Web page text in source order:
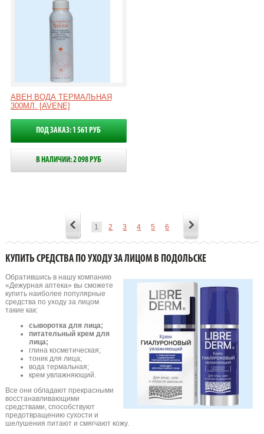
АВЕН ВОДА ТЕРМАЛЬНАЯ
300МЛ. [AVENE]
ПОД ЗАКАЗ: 1 561 РУБ
В НАЛИЧИИ: 2 098 РУБ
1 2 3 4 5 6
КУПИТЬ СРЕДСТВА ПО УХОДУ ЗА ЛИЦОМ В ПОДОЛЬСКЕ
Обратившись в нашу компанию
«Дежурная аптека» вы сможете
купить наиболее популярные
средства по уходу за лицом
такие как:
сыворотка для лица;
питательный крем для
лица;
глина косметическая;
тоник для лица;
вода термальная;
крем увлажняющий.
Все они обладают прекрасными
восстанавливающими
средствами, способствуют
предотвращению сухости и
шелушения питают и смягчают кожу.